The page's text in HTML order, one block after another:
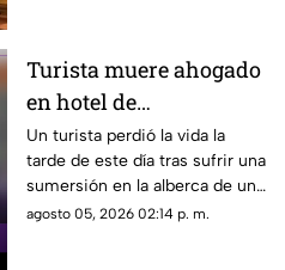
Turista muere ahogado
en hotel de
fraccionamiento Las
Playas en Acapulco
Un turista perdió la vida la
tarde de este día tras sufrir una
sumersión en la alberca de un
hospedaje ubicado sobre la
agosto 05, 2026 02:14 p. m.